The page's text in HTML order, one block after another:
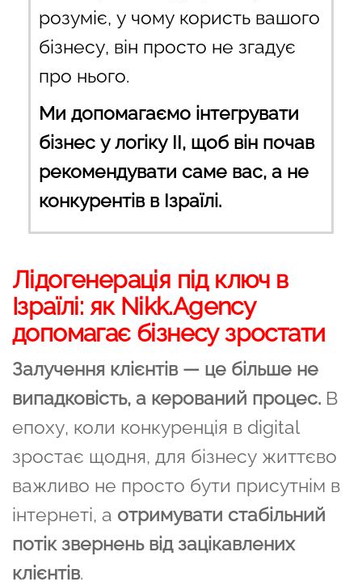
розуміє, у чому користь вашого
бізнесу, він просто не згадує
про нього.
Ми допомагаємо інтегрувати
бізнес у логіку ІІ, щоб він почав
рекомендувати саме вас, а не
конкурентів в Ізраїлі.
Лідогенерація під ключ в
Ізраїлі: як Nikk.Agency
допомагає бізнесу зростати
Залучення клієнтів — це більше не
випадковість, а керований процес. В
епоху, коли конкуренція в digital
зростає щодня, для бізнесу життєво
важливо не просто бути присутнім в
інтернеті, а отримувати стабільний
потік звернень від зацікавлених
клієнтів.